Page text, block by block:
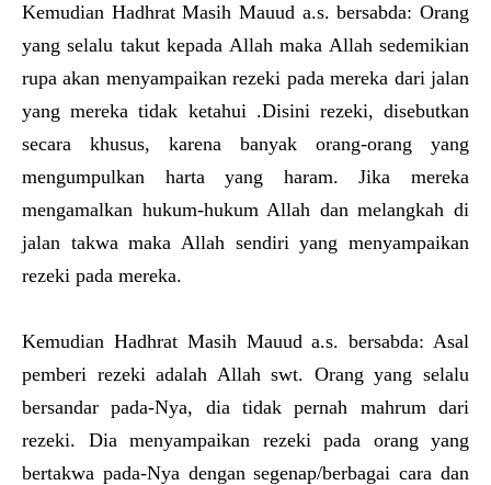
Kemudian Hadhrat Masih Mauud a.s. bersabda: Orang
yang selalu takut kepada Allah maka Allah sedemikian
rupa akan menyampaikan rezeki pada mereka dari jalan
yang mereka tidak ketahui .Disini rezeki, disebutkan
secara khusus, karena banyak orang-orang yang
mengumpulkan harta yang haram. Jika mereka
mengamalkan hukum-hukum Allah dan melangkah di
jalan takwa maka Allah sendiri yang menyampaikan
rezeki pada mereka.
Kemudian Hadhrat Masih Mauud a.s. bersabda: Asal
pemberi rezeki adalah Allah swt. Orang yang selalu
bersandar pada-Nya, dia tidak pernah mahrum dari
rezeki. Dia menyampaikan rezeki pada orang yang
bertakwa pada-Nya dengan segenap/berbagai cara dan